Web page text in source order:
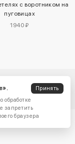
с воротником на
пуговицах
1940 ₽
Принять
обработке
запретить
браузера